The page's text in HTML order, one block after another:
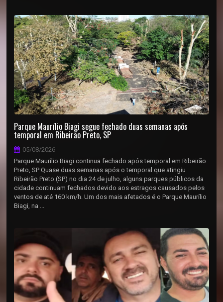
Parque Maurílio Biagi segue fechado duas semanas após
temporal em Ribeirão Preto, SP
05/08/2026
Parque Maurílio Biagi continua fechado após temporal em Ribeirão
Preto, SP Quase duas semanas após o temporal que atingiu
Ribeirão Preto (SP) no dia 24 de julho, alguns parques públicos da
cidade continuam fechados devido aos estragos causados pelos
ventos de até 160 km/h. Um dos mais afetados é o Parque Maurílio
Biagi, na ...